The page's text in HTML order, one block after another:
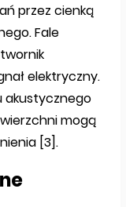
przez cienką
Fale
elektryczny.
akustycznego
mogą
[3].